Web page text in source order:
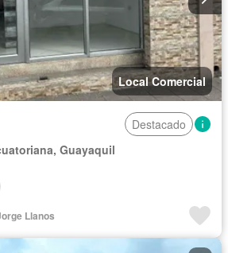
Local Comercial
Destacado
Guayaquil
Llanos